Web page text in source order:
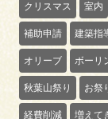
クリスマス 室内
補助申請 建築指
オリーブ ボーリ
秋葉山祭り お祭
経費削減 増えて